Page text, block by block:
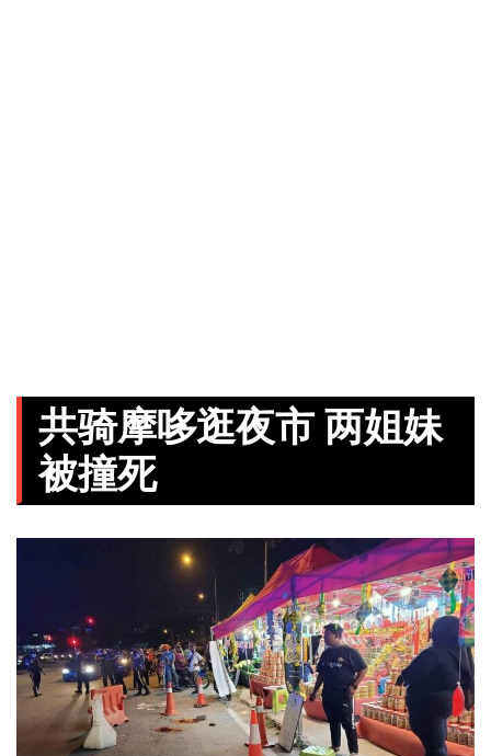
共骑摩哆逛夜市 两姐妹
被撞死